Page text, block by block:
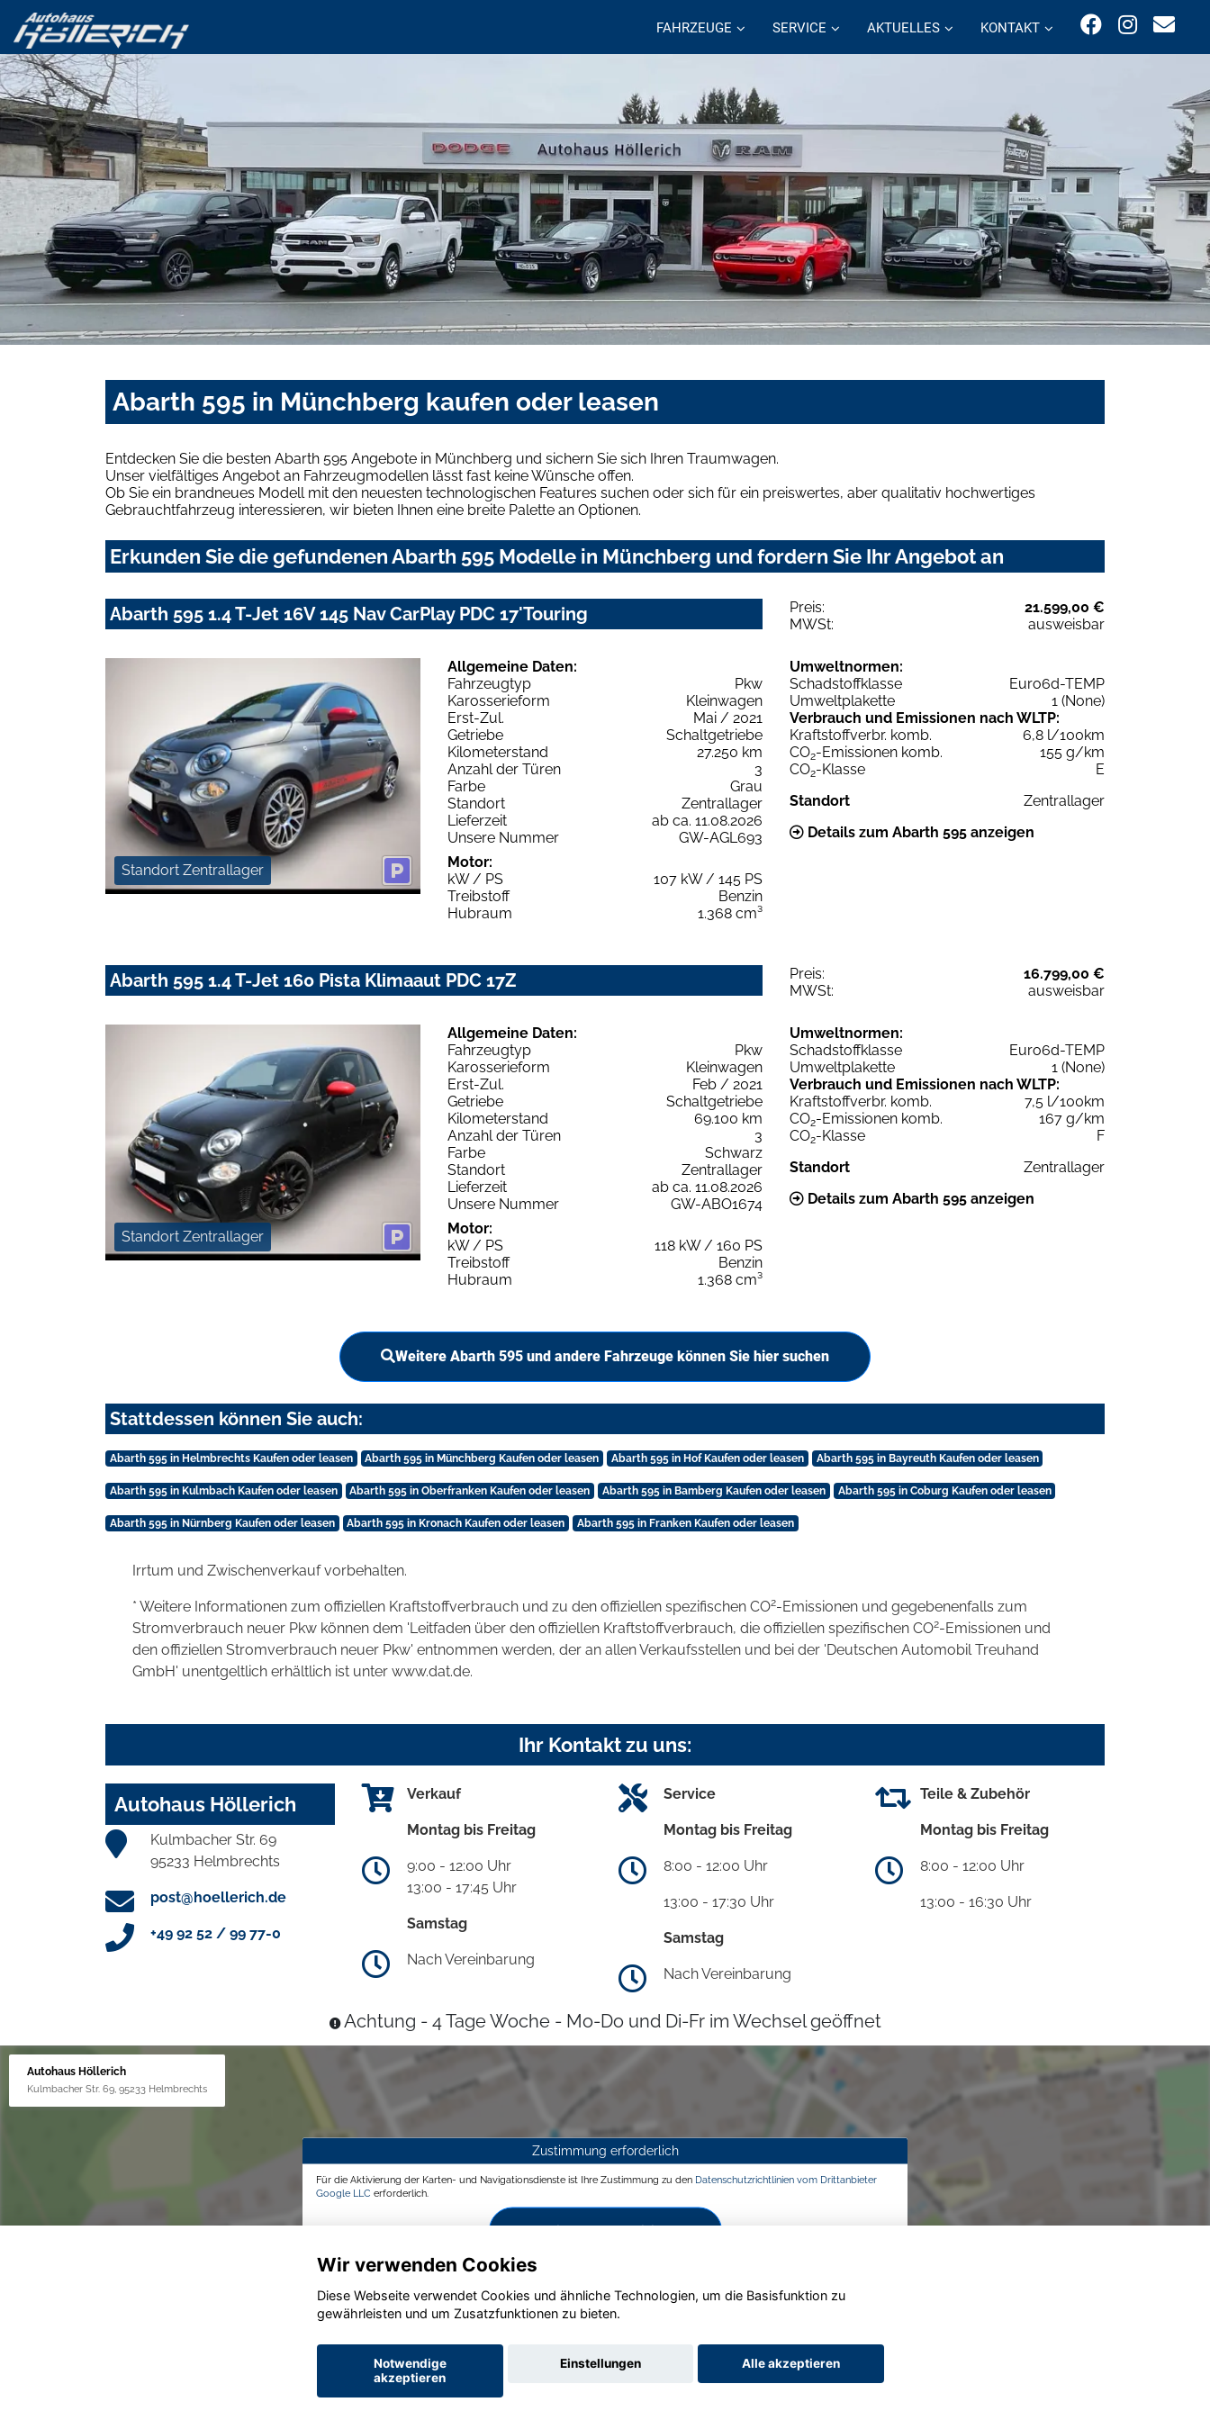
FAHRZEUGE SERVICE AKTUELLES KONTAKT
Abarth 595 in Münchberg kaufen oder leasen
Entdecken Sie die besten Abarth 595 Angebote in Münchberg und sichern Sie sich Ihren Traumwagen.
Unser vielfältiges Angebot an Fahrzeugmodellen lässt fast keine Wünsche offen.
Ob Sie ein brandneues Modell mit den neuesten technologischen Features suchen oder sich für ein preiswertes, aber qualitativ hochwertiges
Gebrauchtfahrzeug interessieren, wir bieten Ihnen eine breite Palette an Optionen.
Erkunden Sie die gefundenen Abarth 595 Modelle in Münchberg und fordern Sie Ihr Angebot an
Abarth 595 1.4 T-Jet 16V 145 Nav CarPlay PDC 17'Touring Preis:
21.599,00 €
MWSt:
ausweisbar
Standort Zentrallager
Allgemeine Daten:
Fahrzeugtyp
Pkw
Karosserieform
Kleinwagen
Erst-Zul.
Mai / 2021
Getriebe
Schaltgetriebe
Kilometerstand
27.250 km
Anzahl der Türen
3
Farbe
Grau
Standort
Zentrallager
Lieferzeit
ab ca. 11.08.2026
Unsere Nummer
GW-AGL693
Motor:
kW / PS
107 kW / 145 PS
Treibstoff
Benzin
Hubraum
1.368 cm³
Umweltnormen:
Schadstoffklasse
Euro6d-TEMP
Umweltplakette
1 (None)
Verbrauch und Emissionen nach WLTP:
Kraftstoffverbr. komb.
6,8 l/100km
CO2-Emissionen komb.
155 g/km
CO2-Klasse
E
Standort
Zentrallager
Details zum Abarth 595 anzeigen
Abarth 595 1.4 T-Jet 160 Pista Klimaaut PDC 17Z Preis:
16.799,00 €
MWSt:
ausweisbar
Standort Zentrallager
Allgemeine Daten:
Fahrzeugtyp
Pkw
Karosserieform
Kleinwagen
Erst-Zul.
Feb / 2021
Getriebe
Schaltgetriebe
Kilometerstand
69.100 km
Anzahl der Türen
3
Farbe
Schwarz
Standort
Zentrallager
Lieferzeit
ab ca. 11.08.2026
Unsere Nummer
GW-ABO1674
Motor:
kW / PS
118 kW / 160 PS
Treibstoff
Benzin
Hubraum
1.368 cm³
Umweltnormen:
Schadstoffklasse
Euro6d-TEMP
Umweltplakette
1 (None)
Verbrauch und Emissionen nach WLTP:
Kraftstoffverbr. komb.
7,5 l/100km
CO2-Emissionen komb.
167 g/km
CO2-Klasse
F
Standort
Zentrallager
Details zum Abarth 595 anzeigen
Weitere Abarth 595 und andere Fahrzeuge können Sie hier suchen
Stattdessen können Sie auch:
Abarth 595 in Helmbrechts Kaufen oder leasen Abarth 595 in Münchberg Kaufen oder leasen Abarth 595 in Hof Kaufen oder leasen Abarth 595 in Bayreuth Kaufen oder leasen
Abarth 595 in Kulmbach Kaufen oder leasen Abarth 595 in Oberfranken Kaufen oder leasen Abarth 595 in Bamberg Kaufen oder leasen Abarth 595 in Coburg Kaufen oder leasen
Abarth 595 in Nürnberg Kaufen oder leasen Abarth 595 in Kronach Kaufen oder leasen Abarth 595 in Franken Kaufen oder leasen
Irrtum und Zwischenverkauf vorbehalten.
* Weitere Informationen zum offiziellen Kraftstoffverbrauch und zu den offiziellen spezifischen CO2-Emissionen und gegebenenfalls zum
Stromverbrauch neuer Pkw können dem 'Leitfaden über den offiziellen Kraftstoffverbrauch, die offiziellen spezifischen CO2-Emissionen und
den offiziellen Stromverbrauch neuer Pkw' entnommen werden, der an allen Verkaufsstellen und bei der 'Deutschen Automobil Treuhand
GmbH' unentgeltlich erhältlich ist unter www.dat.de.
Ihr Kontakt zu uns:
Autohaus Höllerich
Kulmbacher Str. 69
95233 Helmbrechts
post@hoellerich.de
+49 92 52 / 99 77-0
Verkauf
Montag bis Freitag
9:00 - 12:00 Uhr
13:00 - 17:45 Uhr
Samstag
Nach Vereinbarung
Service
Montag bis Freitag
8:00 - 12:00 Uhr
13:00 - 17:30 Uhr
Samstag
Nach Vereinbarung
Teile & Zubehör
Montag bis Freitag
8:00 - 12:00 Uhr
13:00 - 16:30 Uhr
Achtung - 4 Tage Woche - Mo-Do und Di-Fr im Wechsel geöffnet
Autohaus Höllerich
Kulmbacher Str. 69, 95233 Helmbrechts
Zustimmung erforderlich
Für die Aktivierung der Karten- und Navigationsdienste ist Ihre Zustimmung zu den Datenschutzrichtlinien vom Drittanbieter
Google LLC erforderlich.
Zustimmen und aktivieren
Wir verwenden Cookies
Diese Webseite verwendet Cookies und ähnliche Technologien, um die Basisfunktion zu
gewährleisten und um Zusatzfunktionen zu bieten.
Notwendige
akzeptieren
Einstellungen Alle akzeptieren